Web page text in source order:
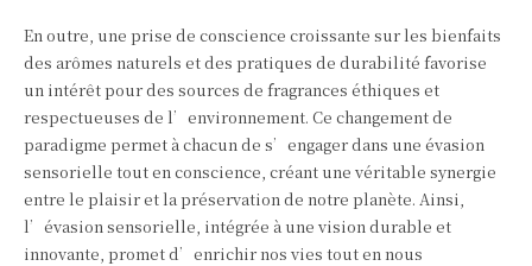
En outre, une prise de conscience croissante sur les bienfaits
des arômes naturels et des pratiques de durabilité favorise
un intérêt pour des sources de fragrances éthiques et
respectueuses de l’environnement. Ce changement de
paradigme permet à chacun de s’engager dans une évasion
sensorielle tout en conscience, créant une véritable synergie
entre le plaisir et la préservation de notre planète. Ainsi,
l’évasion sensorielle, intégrée à une vision durable et
innovante, promet d’enrichir nos vies tout en nous